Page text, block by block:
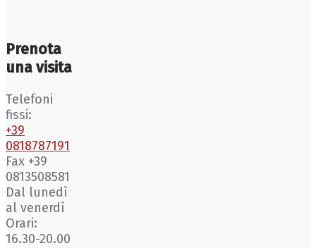
Prenota
una visita
Telefoni
fissi:
+39
0818787191
Fax +39
0813508581
Dal lunedì
al venerdì
Orari:
16.30-20.00